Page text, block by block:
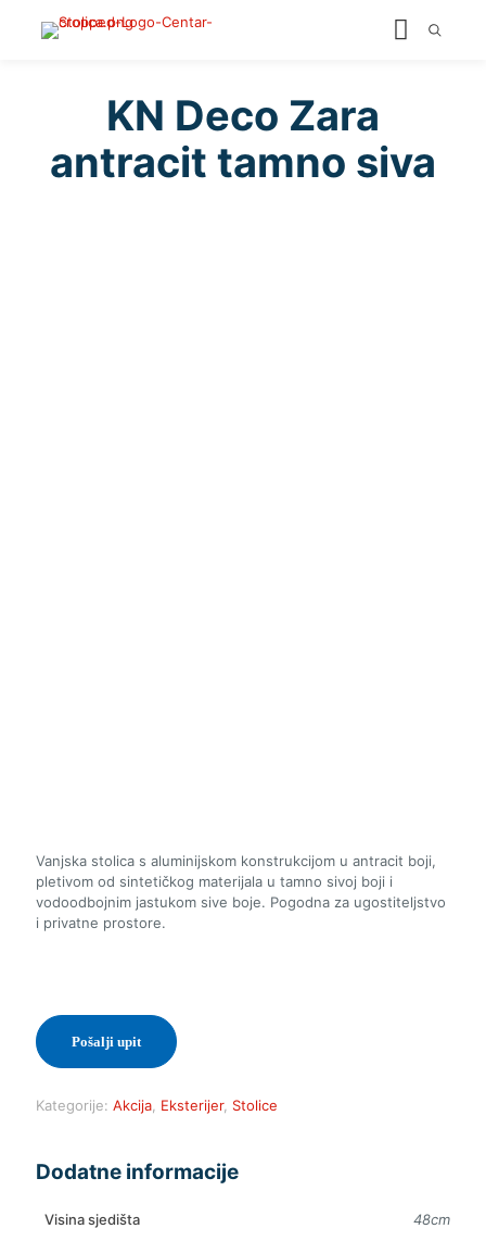
KN Deco Zara
antracit tamno siva
Vanjska stolica s aluminijskom konstrukcijom u antracit boji,
pletivom od sintetičkog materijala u tamno sivoj boji i
vodoodbojnim jastukom sive boje. Pogodna za ugostiteljstvo
i privatne prostore.
Pošalji upit
Kategorije: Akcija Eksterijer, Stolice
Dodatne informacije
Visina sjedišta 48cm